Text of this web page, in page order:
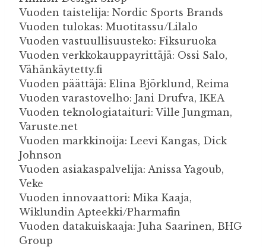
Vuoden taistelija: Nordic Sports Brands
Vuoden tulokas: Muotitassu/Lilalo
Vuoden vastuullisuusteko: Fiksuruoka
Vuoden verkkokauppayrittäjä: Ossi Salo,
Vähänkäytetty.fi
Vuoden päättäjä: Elina Björklund, Reima
Vuoden varastovelho: Jani Drufva, IKEA
Vuoden teknologiataituri: Ville Jungman,
Varuste.net
Vuoden markkinoija: Leevi Kangas, Dick
Johnson
Vuoden asiakaspalvelija: Anissa Yagoub,
Veke
Vuoden innovaattori: Mika Kaaja,
Wiklundin Apteekki/Pharmafin
Vuoden datakuiskaaja: Juha Saarinen, BHG
Group